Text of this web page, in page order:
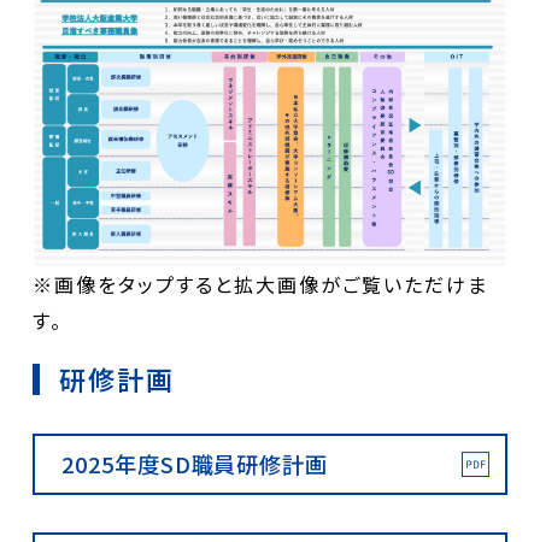
※画像をタップすると拡大画像がご覧いただけま
す。
研修計画
2025年度SD職員研修計画